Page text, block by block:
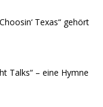
Texas“ gehört
Talks“ – eine Hymne